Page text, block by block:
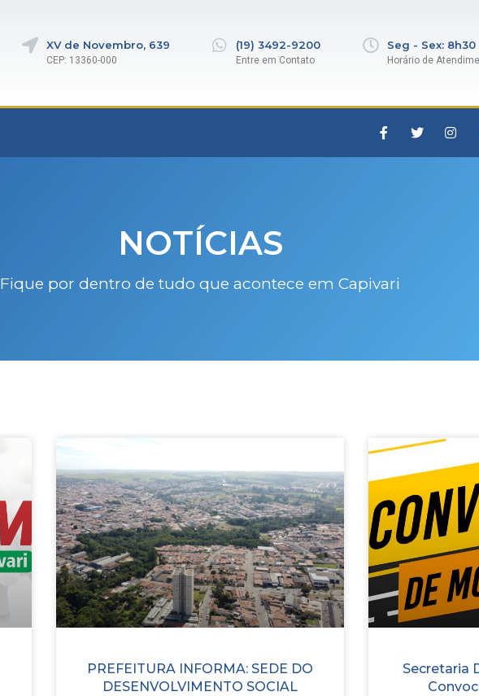
XV de Novembro, 639
CEP: 13360-000
(19) 3492-9200
Entre em Contato
Seg - Sex: 8h30
Horário de
NOTÍCIAS
Fique por dentro de tudo que acontece em Capivari
PREFEITURA INFORMA: SEDE DO
DESENVOLVIMENTO SOCIAL
Secretaria